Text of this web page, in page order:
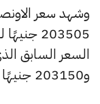
و203150 جنيهًا للشراء.